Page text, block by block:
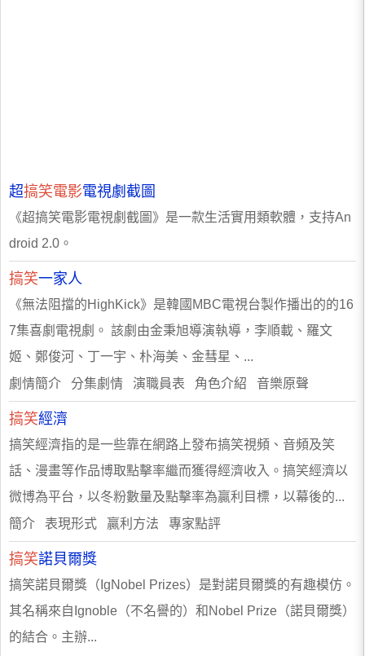
超搞笑電影電視劇截圖
《超搞笑電影電視劇截圖》是一款生活實用類軟體，支持An
droid 2.0。
搞笑一家人
《無法阻擋的HighKick》是韓國MBC電視台製作播出的的16
7集喜劇電視劇。 該劇由金秉旭導演執導，李順載、羅文
姬、鄭俊河、丁一宇、朴海美、金彗星、...
劇情簡介 分集劇情 演職員表 角色介紹 音樂原聲
搞笑經濟
搞笑經濟指的是一些靠在網路上發布搞笑視頻、音頻及笑
話、漫畫等作品博取點擊率繼而獲得經濟收入。搞笑經濟以
微博為平台，以冬粉數量及點擊率為贏利目標，以幕後的...
簡介 表現形式 贏利方法 專家點評
搞笑諾貝爾獎
搞笑諾貝爾獎（IgNobel Prizes）是對諾貝爾獎的有趣模仿。
其名稱來自Ignoble（不名譽的）和Nobel Prize（諾貝爾獎）
的結合。主辦...